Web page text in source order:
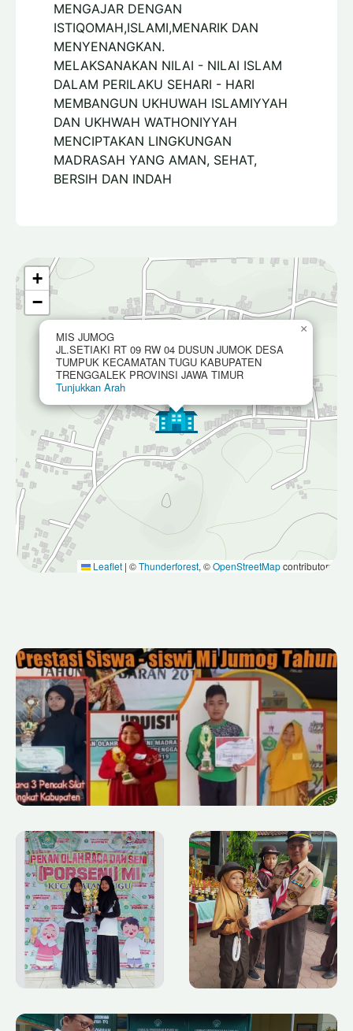
MENGAJAR DENGAN
ISTIQOMAH,ISLAMI,MENARIK DAN
MENYENANGKAN.
MELAKSANAKAN NILAI - NILAI ISLAM
DALAM PERILAKU SEHARI - HARI
MEMBANGUN UKHUWAH ISLAMIYYAH
DAN UKHWAH WATHONIYYAH
MENCIPTAKAN LINGKUNGAN
MADRASAH YANG AMAN, SEHAT,
BERSIH DAN INDAH
MIS JUMOG
JL.SETIAKI RT 09 RW 04 DUSUN JUMOK DESA
TUMPUK KECAMATAN TUGU KABUPATEN
TRENGGALEK PROVINSI JAWA TIMUR
Tunjukkan Arah
×
+
−
Leaflet | ©Thunderforest, ©OpenStreetMapcontributors